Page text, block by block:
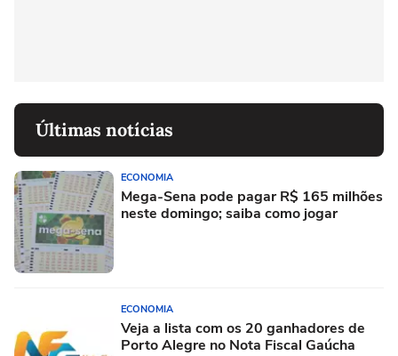
Últimas notícias
ECONOMIA
Mega-Sena pode pagar R$ 165 milhões
neste domingo; saiba como jogar
ECONOMIA
Veja a lista com os 20 ganhadores de
Porto Alegre no Nota Fiscal Gaúcha